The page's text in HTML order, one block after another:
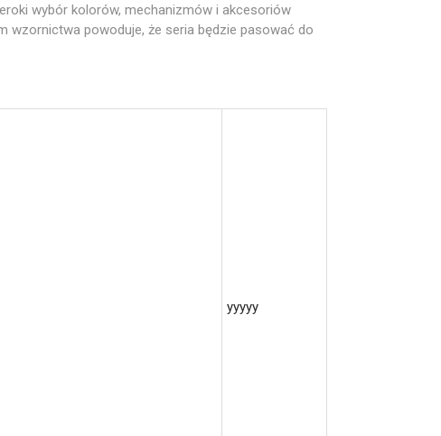
wybór kolorów, mechanizmów i akcesoriów
wzornictwa powoduje, że seria będzie pasować do
yyyyy